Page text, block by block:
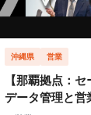
沖縄県 営業
【那覇拠点：
データ管理と営